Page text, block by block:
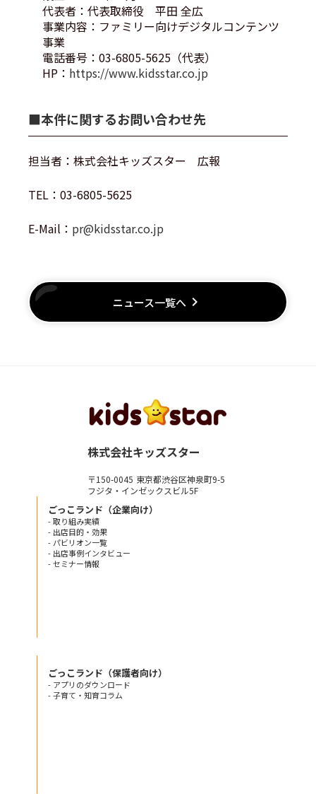
代表者：代表取締役 平田 全広
事業内容：ファミリー向けデジタルコンテンツ
事業
電話番号：03-6805-5625（代表）
HP： https://www.kidsstar.co.jp
■本件に関するお問い合わせ先
担当者：株式会社キッズスター 広報
TEL：03-6805-5625
E-Mail： pr@kidsstar.co.jp
ニュース一覧へ keyboard_arrow_right
株式会社キッズスター
〒150-0045 東京都渋谷区神泉町9-5
フジタ・インゼックスビル5F
ごっこランド（企業向け）
- 取り組み実績
- 出店目的・効果
- パビリオン一覧
- 出店事例インタビュー
- セミナー情報
ごっこランド（保護者向け）
- アプリのダウンロード
- 子育て・知育コラム